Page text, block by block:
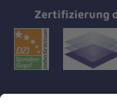
Zertifizierung